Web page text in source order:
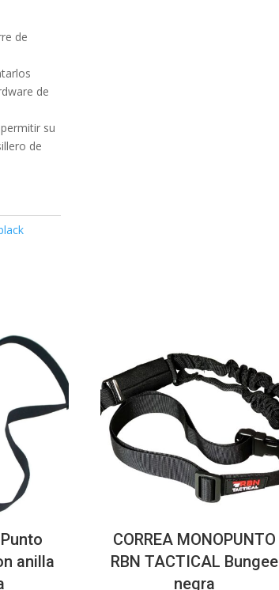
de
de
su
de
anilla
CORREA MONOPUNTO
RBN TACTICAL Bungee
negra